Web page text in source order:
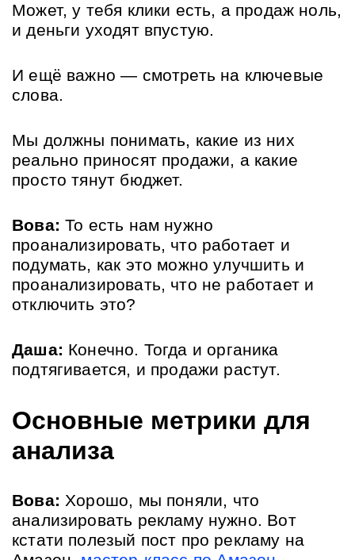
Может, у тебя клики есть, а продаж ноль,
и деньги уходят впустую.
И ещё важно — смотреть на ключевые
слова.
Мы должны понимать, какие из них
реально приносят продажи, а какие
просто тянут бюджет.
Вова: То есть нам нужно
проанализировать, что работает и
подумать, как это можно улучшить и
проанализировать, что не работает и
отключить это?
Даша: Конечно. Тогда и органика
подтягивается, и продажи растут.
Основные метрики для
анализа
Вова: Хорошо, мы поняли, что
анализировать рекламу нужно. Вот
кстати полезый пост про рекламу на